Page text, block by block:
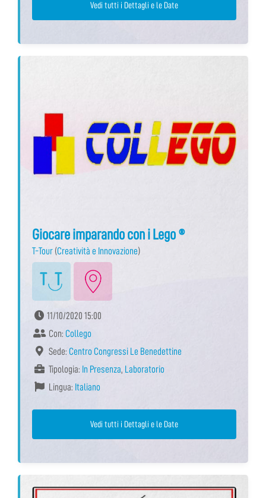
Vedi tutti i Dettagli e le Date
Giocare imparando con i Lego ®
T-Tour (Creatività e Innovazione)
11/10/2020 15:00
Con: Collego
Sede: Centro Congressi Le Benedettine
Tipologia: In Presenza, Laboratorio
Lingua: Italiano
Vedi tutti i Dettagli e le Date